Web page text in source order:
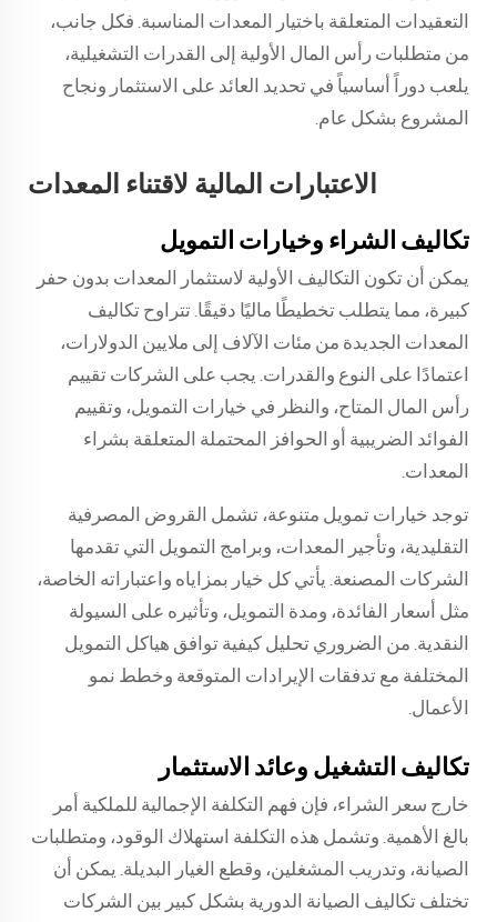
التعقيدات المتعلقة باختيار المعدات المناسبة. فكل جانب،
من متطلبات رأس المال الأولية إلى القدرات التشغيلية،
يلعب دوراً أساسياً في تحديد العائد على الاستثمار ونجاح
المشروع بشكل عام.
الاعتبارات المالية لاقتناء المعدات
تكاليف الشراء وخيارات التمويل
يمكن أن تكون التكاليف الأولية لاستثمار المعدات بدون حفر
كبيرة، مما يتطلب تخطيطًا ماليًا دقيقًا. تتراوح تكاليف
المعدات الجديدة من مئات الآلاف إلى ملايين الدولارات،
اعتمادًا على النوع والقدرات. يجب على الشركات تقييم
رأس المال المتاح، والنظر في خيارات التمويل، وتقييم
الفوائد الضريبية أو الحوافز المحتملة المتعلقة بشراء
المعدات.
توجد خيارات تمويل متنوعة، تشمل القروض المصرفية
التقليدية، وتأجير المعدات، وبرامج التمويل التي تقدمها
الشركات المصنعة. يأتي كل خيار بمزاياه واعتباراته الخاصة،
مثل أسعار الفائدة، ومدة التمويل، وتأثيره على السيولة
النقدية. من الضروري تحليل كيفية توافق هياكل التمويل
المختلفة مع تدفقات الإيرادات المتوقعة وخطط نمو
الأعمال.
تكاليف التشغيل وعائد الاستثمار
خارج سعر الشراء، فإن فهم التكلفة الإجمالية للملكية أمر
بالغ الأهمية. وتشمل هذه التكلفة استهلاك الوقود، ومتطلبات
الصيانة، وتدريب المشغلين، وقطع الغيار البديلة. يمكن أن
تختلف تكاليف الصيانة الدورية بشكل كبير بين الشركات